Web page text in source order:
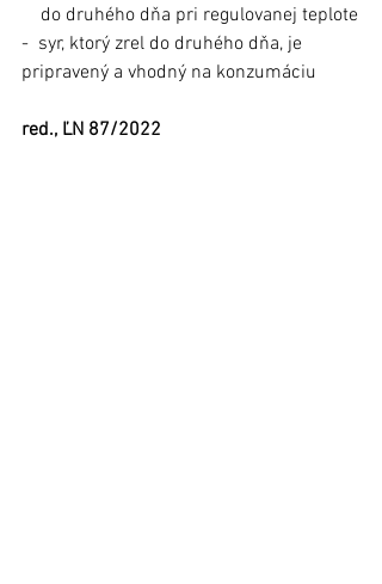
    do druhého dňa pri regulovanej teplote
- syr, ktorý zrel do druhého dňa, je
pripravený a vhodný na konzumáciu
red., ĽN 87/2022